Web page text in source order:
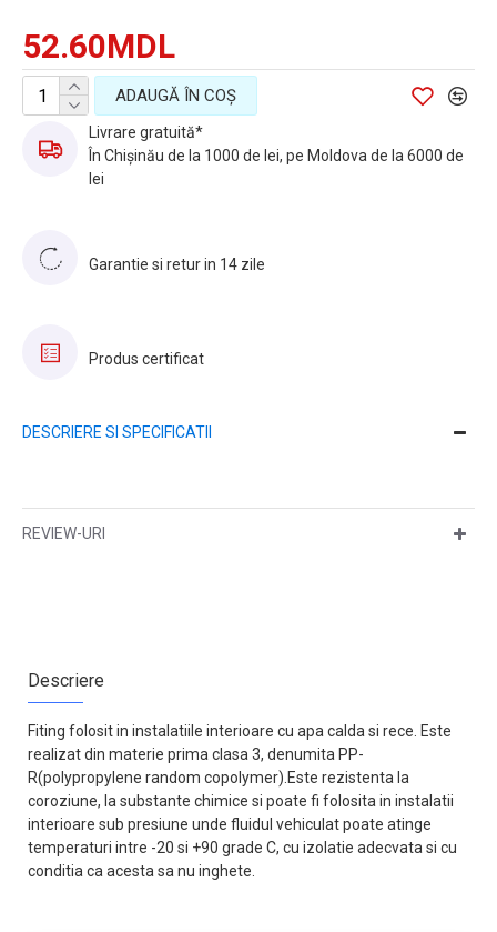
52.60MDL
ADAUGĂ ÎN COŞ
Livrare gratuită*
În Chișinău de la 1000 de lei, pe Moldova de la 6000 de
lei
Garantie si retur in 14 zile
Produs certificat
DESCRIERE SI SPECIFICATII
REVIEW-URI
Descriere
Fiting folosit in instalatiile interioare cu apa calda si rece. Este
realizat din materie prima clasa 3, denumita PP-
R(polypropylene random copolymer).Este rezistenta la
coroziune, la substante chimice si poate fi folosita in instalatii
interioare sub presiune unde fluidul vehiculat poate atinge
temperaturi intre -20 si +90 grade C, cu izolatie adecvata si cu
conditia ca acesta sa nu inghete.